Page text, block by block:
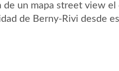
un mapa street view el
de Berny-Rivi desde